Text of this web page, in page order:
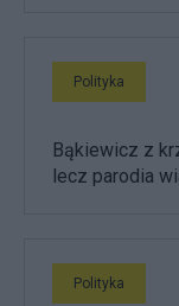
Polityka
Bąkiewicz z
lecz parodia
Polityka